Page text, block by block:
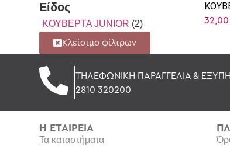
Είδος
ΚΟΥΒΕΡΤΑ JUNIOR (2)
Κλείσιμο φίλτρων
ΤΗΛΕΦΩΝΙΚΗ ΠΑΡΑΓΓΕΛΙΑ &
2810 320200
Η ΕΤΑΙΡΕΙΑ
Τα καταστήματα